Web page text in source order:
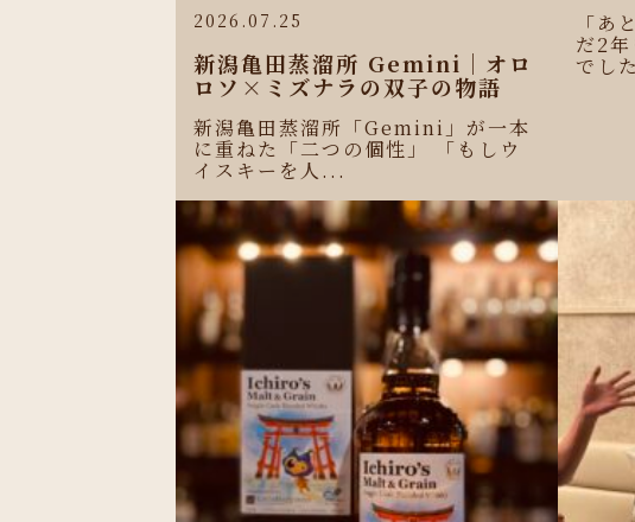
2026.07.25
新潟亀田蒸溜所 Gemini｜オロ
ロソ×ミズナラの双子の物語
新潟亀田蒸溜所「Gemini」が一本
に重ねた「二つの個性」 「もしウ
イスキーを人...
「あ
だ2
でし